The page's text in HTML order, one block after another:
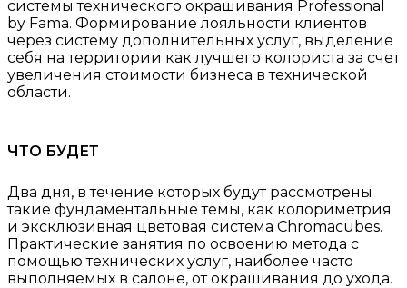
системы технического окрашивания Professional
by Fama. Формирование лояльности клиентов
через систему дополнительных услуг, выделение
себя на территории как лучшего колориста за счет
увеличения стоимости бизнеса в технической
области.
ЧТО БУДЕТ
Два дня, в течение которых будут рассмотрены
такие фундаментальные темы, как колориметрия
и эксклюзивная цветовая система Chromacubes.
Практические занятия по освоению метода с
помощью технических услуг, наиболее часто
выполняемых в салоне, от окрашивания до ухода.